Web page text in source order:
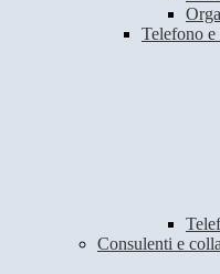
Telefono e
Consulenti e